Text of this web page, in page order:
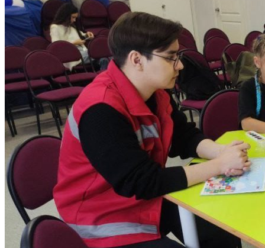
Выпускнику
ТРУДОУСТРОЙСТВО ВЫПУСКНИКОВ
Отзывы работодателей
Выпускники
Дополнительное образование
ЦЕНТР ДОПОЛНИТЕЛЬНОГО
ОБРАЗОВАНИЯ
ПРОГРАММЫ ДОПОЛНИТЕЛЬНОГО